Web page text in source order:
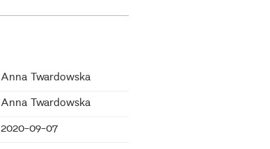
Anna Twardowska
Anna Twardowska
2020-09-07